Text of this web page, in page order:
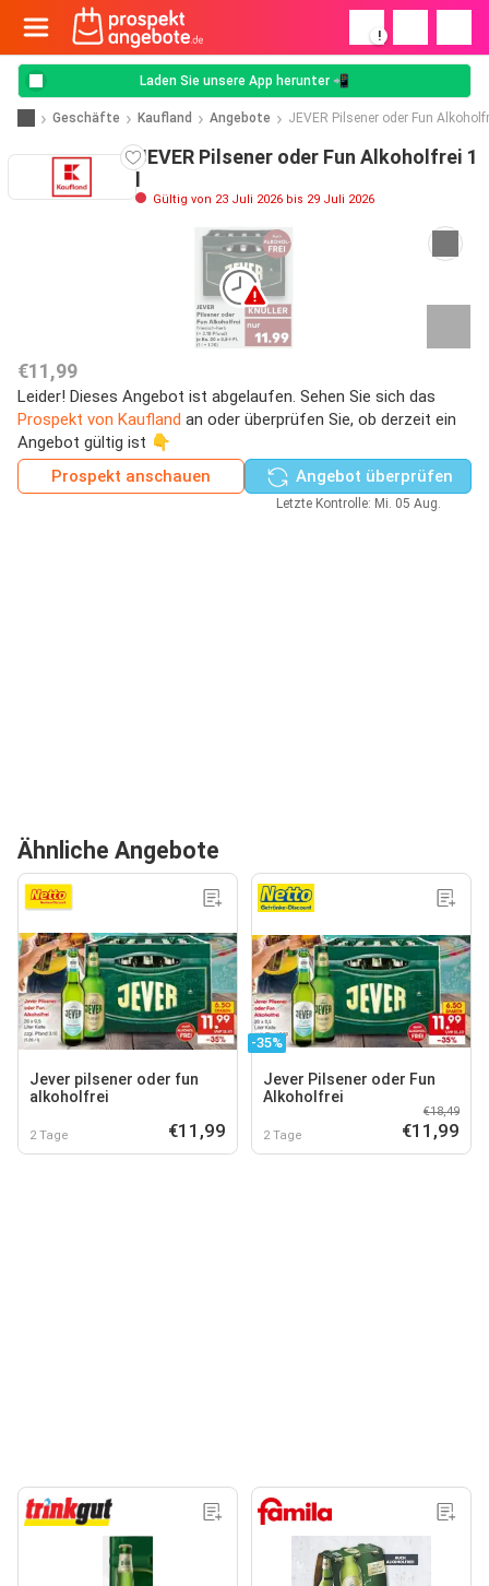
!
Laden Sie unsere App herunter 📲
Geschäfte Kaufland Angebote JEVER Pilsener oder Fun
JEVER Pilsener oder Fun Alkoholfrei 1
Gültig von 23 Juli 2026 bis 29 Juli 2026
€11,99
Leider! Dieses Angebot ist abgelaufen. Sehen Sie sich das
Prospekt von Kaufland an oder überprüfen Sie, ob derzeit ein
Angebot gültig ist 👇
Prospekt anschauen
Angebot überprüfen
Letzte Kontrolle: Mi. 05 Aug.
Ähnliche Angebote
Jever pilsener oder fun
alkoholfrei
2 Tage €11,99
-35%
Jever Pilsener oder Fun
Alkoholfrei
2 Tage
€18,49
€11,99